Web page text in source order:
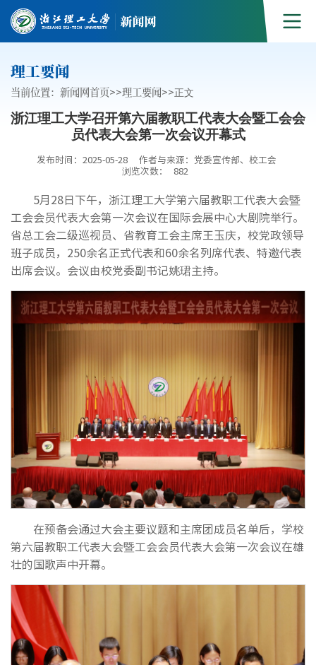
理工要闻
当前位置： 新闻网首页>>理工要闻>>正文
浙江理工大学召开第六届教职工代表大会暨工会会
员代表大会第一次会议开幕式
发布时间：2025-05-28
作者与来源：党委宣传部、校工会
浏览次数：
882
5月28日下午，浙江理工大学第六届教职工代表大会暨
工会会员代表大会第一次会议在国际会展中心大剧院举行。
省总工会二级巡视员、省教育工会主席王玉庆，校党政领导
班子成员，250余名正式代表和60余名列席代表、特邀代表
出席会议。会议由校党委副书记姚珺主持。
在预备会通过大会主要议题和主席团成员名单后，学校
第六届教职工代表大会暨工会会员代表大会第一次会议在雄
壮的国歌声中开幕。